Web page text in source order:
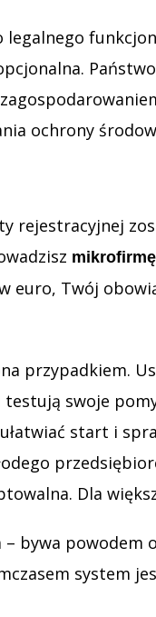
ochrony
rejestracyjnej
mikrofirmę
euro, Twój
przypadkiem.
swoje
start i
Dla
bywa